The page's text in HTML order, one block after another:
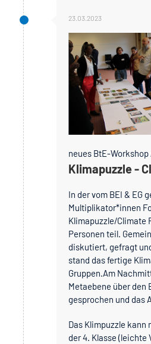
23.03.2023
neues BtE-
Klimapuzzle -
In der vom BEI & EG
Multiplikator*innen
Klimapuzzle/Climate
Personen teil.
diskutiert, gefragt
stand das fertige
Gruppen.Am
Metaebene über den
gesprochen und das
Das Klimpuzzle kann
der 4. Klasse (leichte